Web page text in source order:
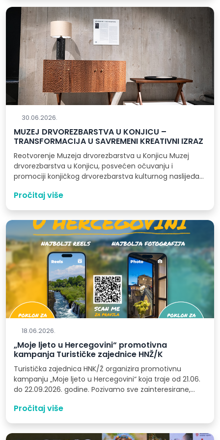
30.06.2026.
MUZEJ DRVOREZBARSTVA U KONJICU –
TRANSFORMACIJA U SAVREMENI KREATIVNI IZRAZ
Reotvorenje Muzeja drvorezbarstva u Konjicu Muzej
drvorezbarstva u Konjicu, posvećen očuvanju i
promociji konjičkog drvorezbarstva kulturnog naslijeđa
Pročitaj više
18.06.2026.
„Moje ljeto u Hercegovini“ promotivna
kampanja Turističke zajednice HNŽ/K
Turistička zajednica HNK/Ž organizira promotivnu
kampanju „Moje ljeto u Hercegovini“ koja traje od 21.06.
do 22.09.2026. godine. Pozivamo sve zainteresirane,…
Pročitaj više